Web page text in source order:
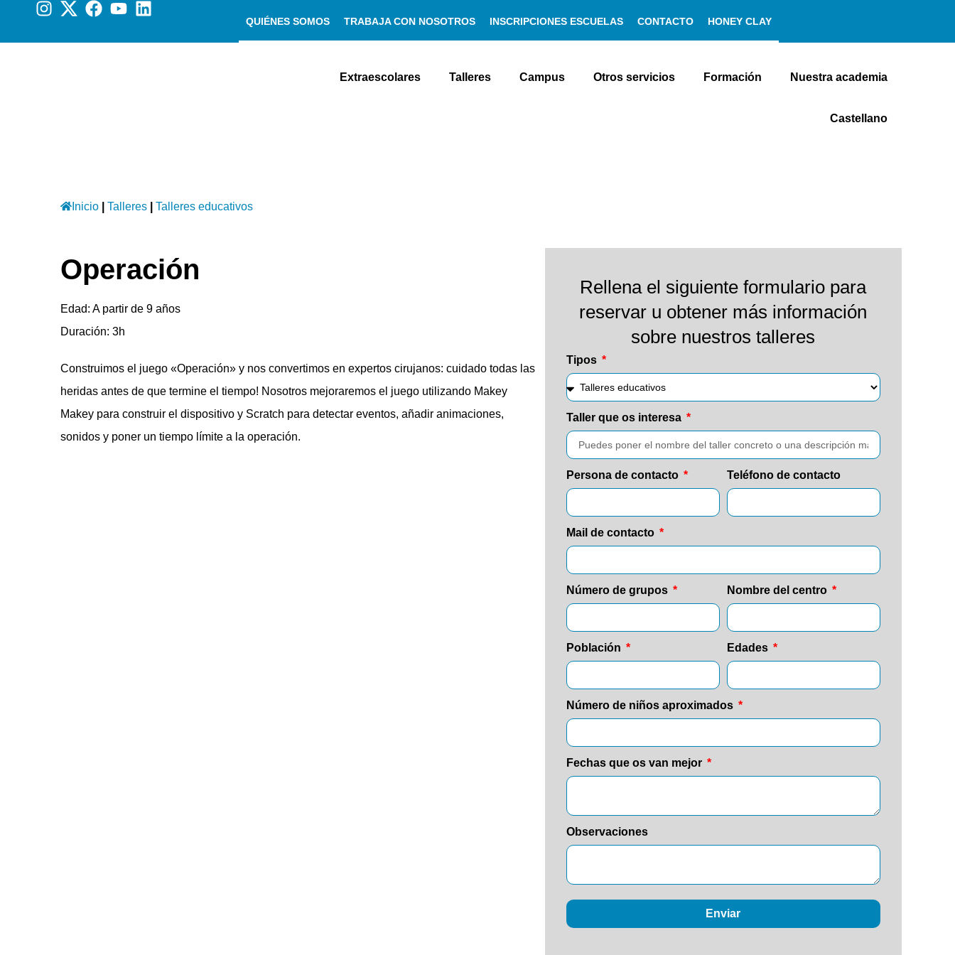
QUIÉNES SOMOS TRABAJA CON NOSOTROS INSCRIPCIONES ESCUELAS CONTACTO HONEY CLAY
Extraescolares Talleres Campus Otros servicios Formación Nuestra academia
Castellano
Inicio Talleres Talleres educativos
Operación
Edad: A partir de 9 años
Duración: 3h
Construimos el juego «Operación» y nos convertimos en expertos cirujanos: cuidado todas las
heridas antes de que termine el tiempo! Nosotros mejoraremos el juego utilizando Makey
Makey para construir el dispositivo y Scratch para detectar eventos, añadir animaciones,
sonidos y poner un tiempo límite a la operación.
Rellena el siguiente formulario para
reservar u obtener más información
sobre nuestros talleres
Tipos
Taller que os interesa
Persona de contacto Teléfono de contacto
Mail de contacto
Número de grupos Nombre del centro
Población Edades
Número de niños aproximados
Fechas que os van mejor
Observaciones
Enviar